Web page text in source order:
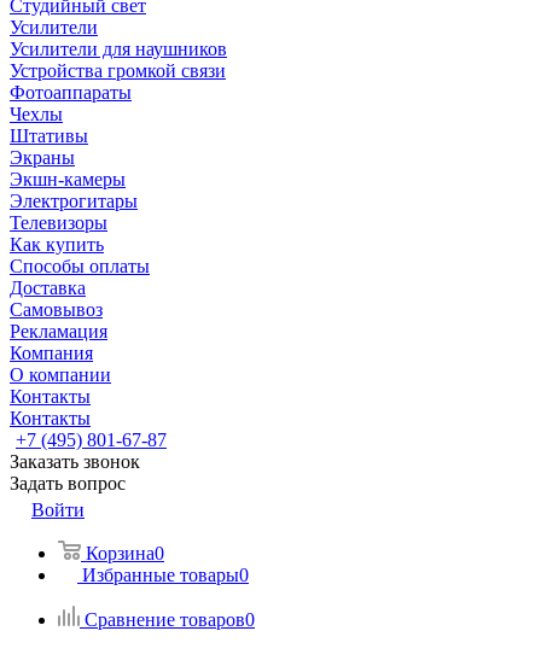
Студийный свет
Усилители
Усилители для наушников
Устройства громкой связи
Фотоаппараты
Чехлы
Штативы
Экраны
Экшн-камеры
Электрогитары
Телевизоры
Как купить
Способы оплаты
Доставка
Самовывоз
Рекламация
Компания
О компании
Контакты
Контакты
+7 (495) 801-67-87
Заказать звонок
Задать вопрос
Войти
Корзина0
Избранные товары0
Сравнение товаров0